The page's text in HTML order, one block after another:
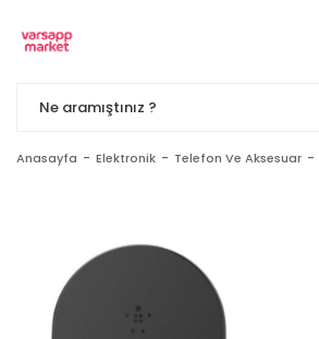
Anasayfa Elektronik Telefon Ve Aksesuar